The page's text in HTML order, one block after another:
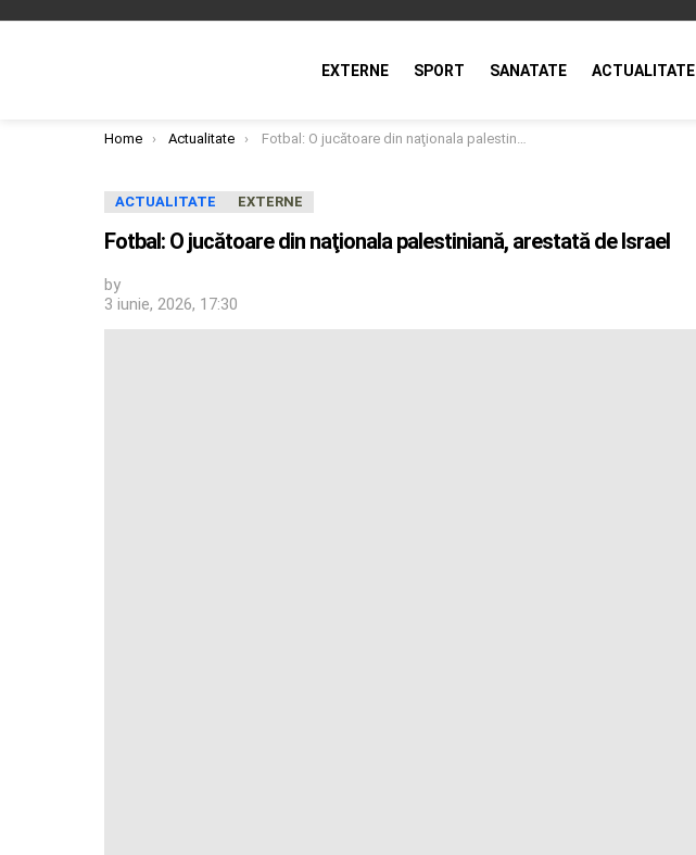
EXTERNE SPORT SANATATE ACTUALITATE
You are here:
Home Actualitate Fotbal: O jucătoare din naţionala palestiniană, arestată de Israel
ACTUALITATE EXTERNE
Fotbal: O jucătoare din naţionala palestiniană, arestată de Israel
by
3 iunie, 2026, 17:30